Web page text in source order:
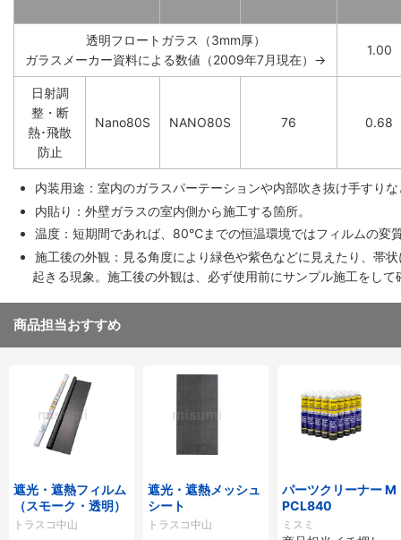
透明フロートガラス（3mm厚）
ガラスメーカー資料による数値（2009年7月現在）→
1.00
日射調
整・断
熱･飛散
防止
Nano80S NANO80S 76 0.68
内装用途：室内のガラスパーテーションや内部吹き抜け手すり
内貼り：外壁ガラスの室内側から施工する箇所。
温度：短期間であれば、80℃までの恒温環境ではフィルムの変
施工後の外観：見る角度により緑色や紫色などに見えたり、帯
起きる現象。施工後の外観は、必ず使用前にサンプル施工をして
商品担当おすすめ
遮光・遮熱フィルム
（スモーク・透明）
トラスコ中山
遮光・遮熱メッシュ
シート
トラスコ中山
パーツクリーナー M
PCL840
ミスミ